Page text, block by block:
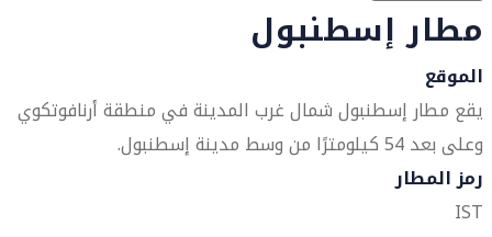
مطار إسطنبول
الموقع
يقع مطار إسطنبول شمال غرب المدينة في منطقة أرنافوتكوي
وعلى بعد 54 كيلومترًا من وسط مدينة إسطنبول.
رمز المطار
IST